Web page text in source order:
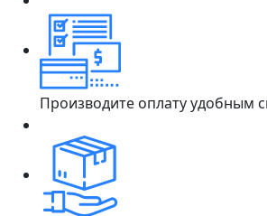
Производите оплату удобным